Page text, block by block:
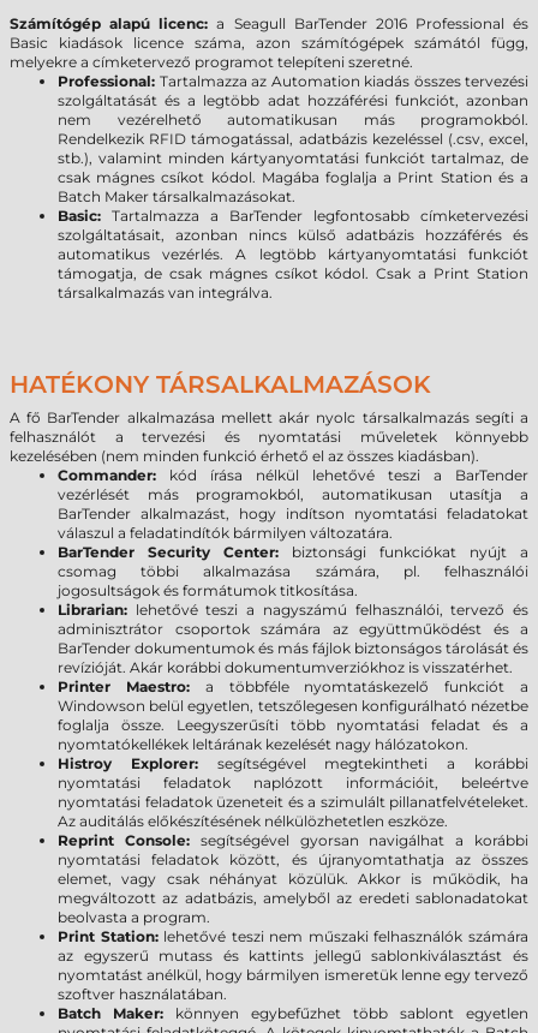
Számítógép alapú licenc:a Seagull BarTender 2016 Professional és
Basic kiadások licence száma, azon számítógépek számától függ,
melyekre a címketervező programot telepíteni szeretné.
Professional: Tartalmazza az Automation kiadás összes tervezési
szolgáltatását és a legtöbb adat hozzáférési funkciót, azonban
nem vezérelhető automatikusan más programokból.
Rendelkezik RFID támogatással, adatbázis kezeléssel (.csv, excel,
stb.), valamint minden kártyanyomtatási funkciót tartalmaz, de
csak mágnes csíkot kódol. Magába foglalja a Print Station és a
Batch Maker társalkalmazásokat.
Basic: Tartalmazza a BarTender legfontosabb címketervezési
szolgáltatásait, azonban nincs külső adatbázis hozzáférés és
automatikus vezérlés. A legtöbb kártyanyomtatási funkciót
támogatja, de csak mágnes csíkot kódol. Csak a Print Station
társalkalmazás van integrálva.
HATÉKONY TÁRSALKALMAZÁSOK
A fő BarTender alkalmazása mellett akár nyolc társalkalmazás segíti a
felhasználót a tervezési és nyomtatási műveletek könnyebb
kezelésében (nem minden funkció érhető el az összes kiadásban).
Commander: kód írása nélkül lehetővé teszi a BarTender
vezérlését más programokból, automatikusan utasítja a
BarTender alkalmazást, hogy indítson nyomtatási feladatokat
válaszul a feladatindítók bármilyen változatára.
BarTender Security Center: biztonsági funkciókat nyújt a
csomag többi alkalmazása számára, pl. felhasználói
jogosultságok és formátumok titkosítása.
Librarian: lehetővé teszi a nagyszámú felhasználói, tervező és
adminisztrátor csoportok számára az együttműködést és a
BarTender dokumentumok és más fájlok biztonságos tárolását és
revízióját. Akár korábbi dokumentumverziókhoz is visszatérhet.
Printer Maestro:a többféle nyomtatáskezelő funkciót a
Windowson belül egyetlen, tetszőlegesen konfigurálható nézetbe
foglalja össze. Leegyszerűsíti több nyomtatási feladat és a
nyomtatókellékek leltárának kezelését nagy hálózatokon.
Histroy Explorer:segítségével megtekintheti a korábbi
nyomtatási feladatok naplózott információit, beleértve
nyomtatási feladatok üzeneteit és a szimulált pillanatfelvételeket.
Az auditálás előkészítésének nélkülözhetetlen eszköze.
Reprint Console:segítségével gyorsan navigálhat a korábbi
nyomtatási feladatok között, és újranyomtathatja az összes
elemet, vagy csak néhányat közülük. Akkor is működik, ha
megváltozott az adatbázis, amelyből az eredeti sablonadatokat
beolvasta a program.
Print Station: lehetővé teszi nem műszaki felhasználók számára
az egyszerű mutass és kattints jellegű sablonkiválasztást és
nyomtatást anélkül, hogy bármilyen ismeretük lenne egy tervező
szoftver használatában.
Batch Maker: könnyen egybefűzhet több sablont egyetlen